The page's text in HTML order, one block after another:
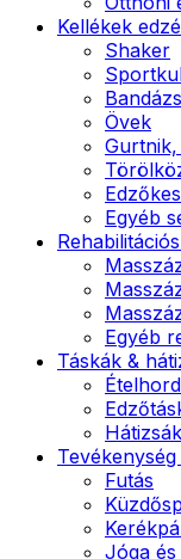
Kellékek
Shaker
Bandázs
Övek
Egyéb
Egyéb
Táskák &
Futás
Jóga és